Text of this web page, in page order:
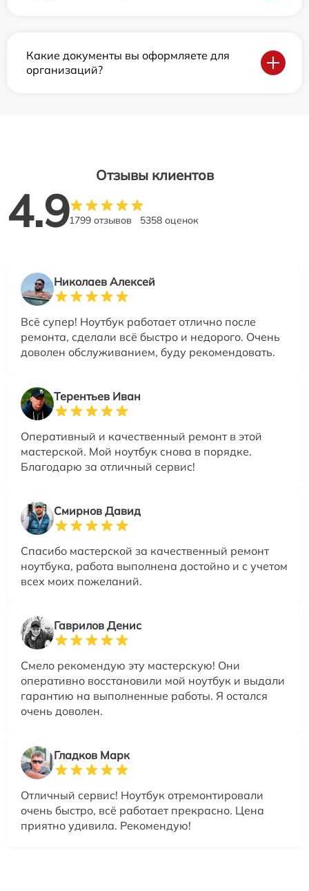
Какие документы вы оформляете для
организаций?
Отзывы клиентов
4.91799 отзывов 5358 оценок
Николаев Алексей
Всё супер! Ноутбук работает отлично после
ремонта, сделали всё быстро и недорого. Очень
доволен обслуживанием, буду рекомендовать.
Терентьев Иван
Оперативный и качественный ремонт в этой
мастерской. Мой ноутбук снова в порядке.
Благодарю за отличный сервис!
Смирнов Давид
Спасибо мастерской за качественный ремонт
ноутбука, работа выполнена достойно и с учетом
всех моих пожеланий.
Гаврилов Денис
Смело рекомендую эту мастерскую! Они
оперативно восстановили мой ноутбук и выдали
гарантию на выполненные работы. Я остался
очень доволен.
Гладков Марк
Отличный сервис! Ноутбук отремонтировали
очень быстро, всё работает прекрасно. Цена
приятно удивила. Рекомендую!